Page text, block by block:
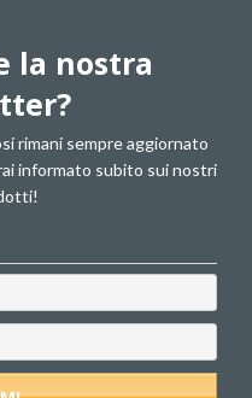
la nostra
rimani sempre aggiornato
informato subito sui nostri